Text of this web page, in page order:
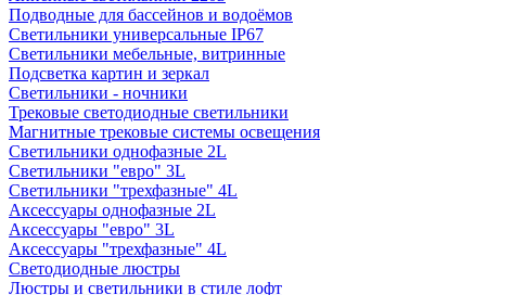
Подводные для бассейнов и водоёмов
Светильники универсальные IP67
Светильники мебельные, витринные
Подсветка картин и зеркал
Светильники - ночники
Трековые светодиодные светильники
Магнитные трековые системы освещения
Светильники однофазные 2L
Светильники "евро" 3L
Светильники "трехфазные" 4L
Аксессуары однофазные 2L
Аксессуары "евро" 3L
Аксессуары "трехфазные" 4L
Светодиодные люстры
Люстры и светильники в стиле лофт